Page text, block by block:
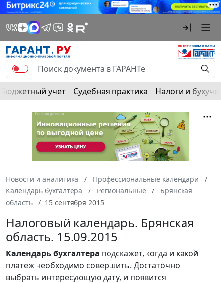
Бюджетный учет Судебная практика Налоги и
Новости и аналитика
Профессиональные календари
Календарь бухгалтера
Региональные
Брянская
область
15 сентября 2015
Налоговый календарь. Брянская
область. 15.09.2015
Календарьбухгалтера подскажет, когда и какой
платеж необходимо совершить. Достаточно
выбрать интересующую дату, и появится